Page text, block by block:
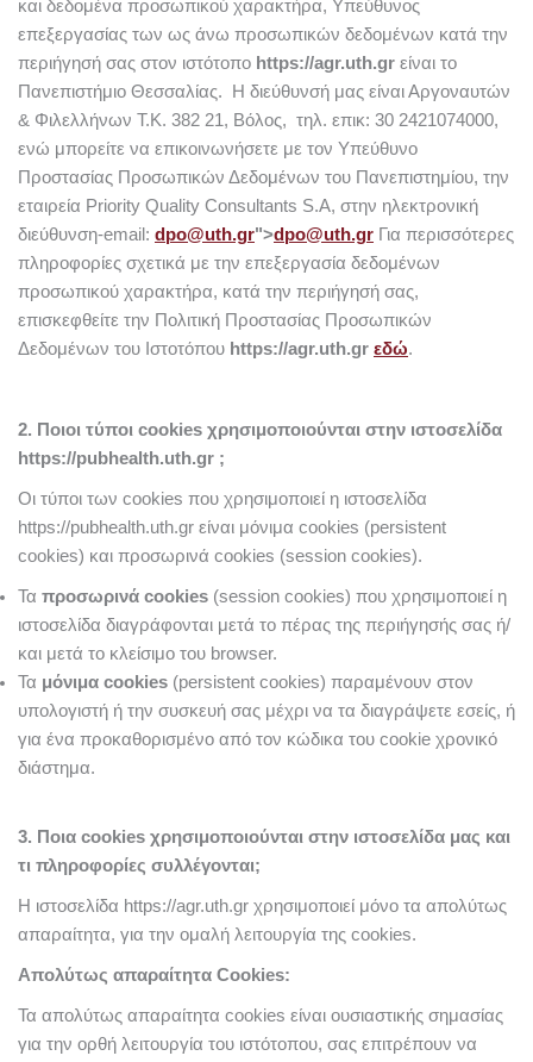
και δεδομένα προσωπικού χαρακτήρα, Υπεύθυνος
επεξεργασίας των ως άνω προσωπικών δεδομένων κατά την
περιήγησή σας στον ιστότοπο https://agr.uth.gr είναι το
Πανεπιστήμιο Θεσσαλίας. Η διεύθυνσή μας είναι Αργοναυτών
& Φιλελλήνων Τ.Κ. 382 21, Βόλος, τηλ. επικ: 30 2421074000,
ενώ μπορείτε να επικοινωνήσετε με τον Υπεύθυνο
Προστασίας Προσωπικών Δεδομένων του Πανεπιστημίου, την
εταιρεία Priority Quality Consultants S.A, στην ηλεκτρονική
διεύθυνση-email: dpo@uth.gr">dpo@uth.gr Για περισσότερες
πληροφορίες σχετικά με την επεξεργασία δεδομένων
προσωπικού χαρακτήρα, κατά την περιήγησή σας,
επισκεφθείτε την Πολιτική Προστασίας Προσωπικών
Δεδομένων του Ιστοτόπου https://agr.uth.gr εδώ.
2. Ποιοι τύποι cookies χρησιμοποιούνται στην ιστοσελίδα
https://pubhealth.uth.gr ;
Οι τύποι των cookies που χρησιμοποιεί η ιστοσελίδα
https://pubhealth.uth.gr είναι μόνιμα cookies (persistent
cookies) και προσωρινά cookies (session cookies).
Τα προσωρινά cookies (session cookies) που χρησιμοποιεί η
ιστοσελίδα διαγράφονται μετά το πέρας της περιήγησής σας ή/
και μετά το κλείσιμο του browser.
Τα μόνιμα cookies (persistent cookies) παραμένουν στον
υπολογιστή ή την συσκευή σας μέχρι να τα διαγράψετε εσείς, ή
για ένα προκαθορισμένο από τον κώδικα του cookie χρονικό
διάστημα.
3. Ποια cookies χρησιμοποιούνται στην ιστοσελίδα μας και
τι πληροφορίες συλλέγονται;
Η ιστοσελίδα https://agr.uth.gr χρησιμοποιεί μόνο τα απολύτως
απαραίτητα, για την ομαλή λειτουργία της cookies.
Απολύτως απαραίτητα Cookies:
Τα απολύτως απαραίτητα cookies είναι ουσιαστικής σημασίας
για την ορθή λειτουργία του ιστότοπου, σας επιτρέπουν να